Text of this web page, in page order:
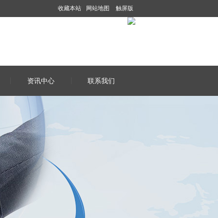
收藏本站 网站地图 触屏版
资讯中心 联系我们